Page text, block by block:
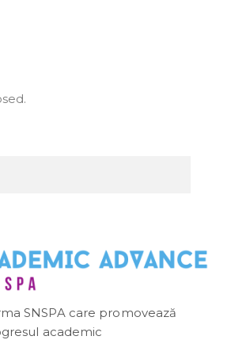
SNSPA care promovează
academic